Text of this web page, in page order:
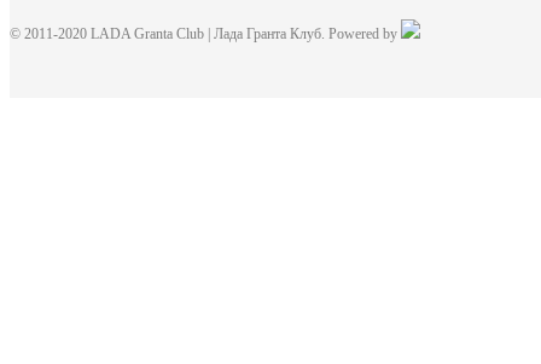
© 2011-2020 LADA Granta Club | Лада Гранта Клуб. Powered by